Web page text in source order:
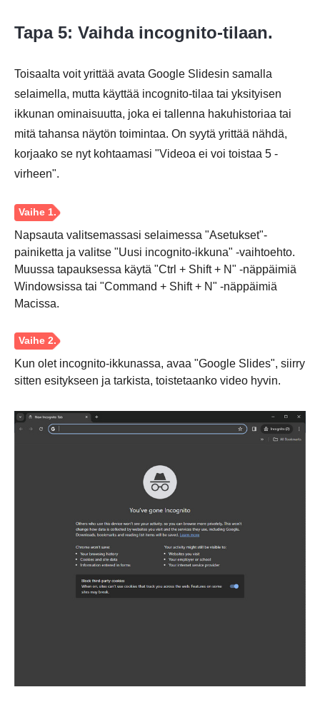
Tapa 5: Vaihda incognito-tilaan.
Toisaalta voit yrittää avata Google Slidesin samalla
selaimella, mutta käyttää incognito-tilaa tai yksityisen
ikkunan ominaisuutta, joka ei tallenna hakuhistoriaa tai
mitä tahansa näytön toimintaa. On syytä yrittää nähdä,
korjaako se nyt kohtaamasi "Videoa ei voi toistaa 5 -
virheen".
Napsauta valitsemassasi selaimessa "Asetukset"-
painiketta ja valitse "Uusi incognito-ikkuna" -vaihtoehto.
Muussa tapauksessa käytä "Ctrl + Shift + N" -näppäimiä
Windowsissa tai "Command + Shift + N" -näppäimiä
Macissa.
Kun olet incognito-ikkunassa, avaa "Google Slides", siirry
sitten esitykseen ja tarkista, toistetaanko video hyvin.